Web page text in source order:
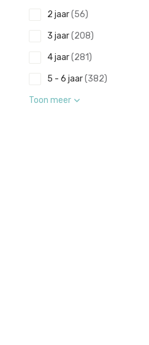
2 jaar(56)
3 jaar(208)
4 jaar(281)
5 - 6 jaar(382)
Toon meer